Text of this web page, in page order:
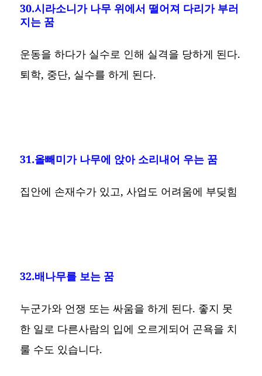
30.시라소니가 나무 위에서 떨어져 다리가 부러
지는 꿈
운동을 하다가 실수로 인해 실격을 당하게 된다.
퇴학, 중단, 실수를 하게 된다.
31.올빼미가 나무에 앉아 소리내어 우는 꿈
집안에 손재수가 있고, 사업도 어려움에 부딪힘
32.배나무를 보는 꿈
누군가와 언쟁 또는 싸움을 하게 된다. 좋지 못
한 일로 다른사람의 입에 오르게되어 곤욕을 치
룰 수도 있습니다.